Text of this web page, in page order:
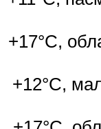
+17°C,
+12°C,